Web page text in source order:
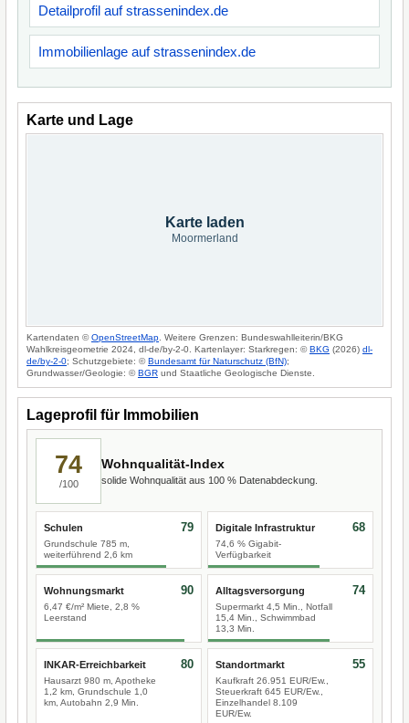
Detailprofil auf strassenindex.de
Immobilienlage auf strassenindex.de
Karte und Lage
Karte laden
Moormerland
Kartendaten ©OpenStreetMap . Weitere Grenzen: Bundeswahlleiterin/BKG
Wahlkreisgeometrie 2024, dl-de/by-2-0. Kartenlayer: Starkregen: ©BKG (2026) dl-
de/by-2-0; Schutzgebiete: ©Bundesamt für Naturschutz (BfN);
Grundwasser/Geologie: ©BGR und Staatliche Geologische Dienste.
Lageprofil für Immobilien
74
/100
Wohnqualität-Index
solide Wohnqualität aus 100 % Datenabdeckung.
Schulen
Grundschule 785 m,
weiterführend 2,6 km
79 Digitale Infrastruktur
74,6 % Gigabit-
Verfügbarkeit
68
Wohnungsmarkt
6,47 €/m² Miete, 2,8 %
Leerstand
90 Alltagsversorgung
Supermarkt 4,5 Min., Notfall
15,4 Min., Schwimmbad
13,3 Min.
74
INKAR-Erreichbarkeit
Hausarzt 980 m, Apotheke
1,2 km, Grundschule 1,0
km, Autobahn 2,9 Min.
80 Standortmarkt
Kaufkraft 26.951 EUR/Ew.,
Steuerkraft 645 EUR/Ew.,
Einzelhandel 8.109
EUR/Ew.
55